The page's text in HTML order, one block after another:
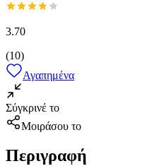
3.70
(10)
Αγαπημένα
Σύγκρινέ το
Μοιράσου το
Περιγραφή